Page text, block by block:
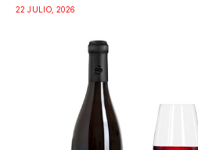
22 JULIO, 2026